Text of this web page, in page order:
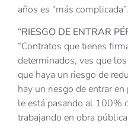
años es “más complicada”.
“RIESGO DE ENTRAR
“Contratos que tienes
determinados, ves que
que haya un riesgo de
hay un riesgo de entrar
le está pasando al 100%
trabajando en obra